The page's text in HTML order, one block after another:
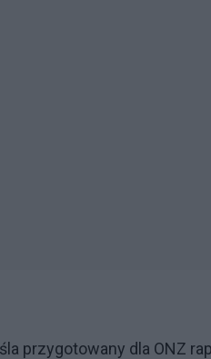
przygotowany dla ONZ